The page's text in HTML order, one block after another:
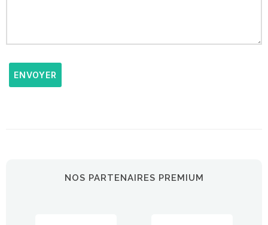
ENVOYER
NOS PARTENAIRES PREMIUM